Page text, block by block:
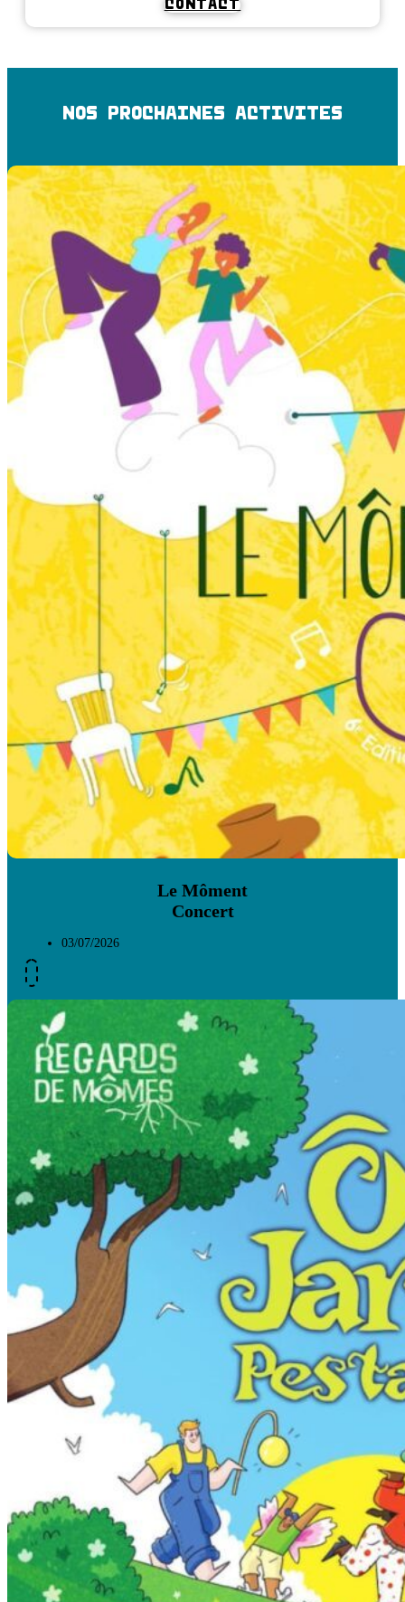
CONTACT
NOS PROCHAINES ACTIVITES
Le Môment
Concert
03/07/2026